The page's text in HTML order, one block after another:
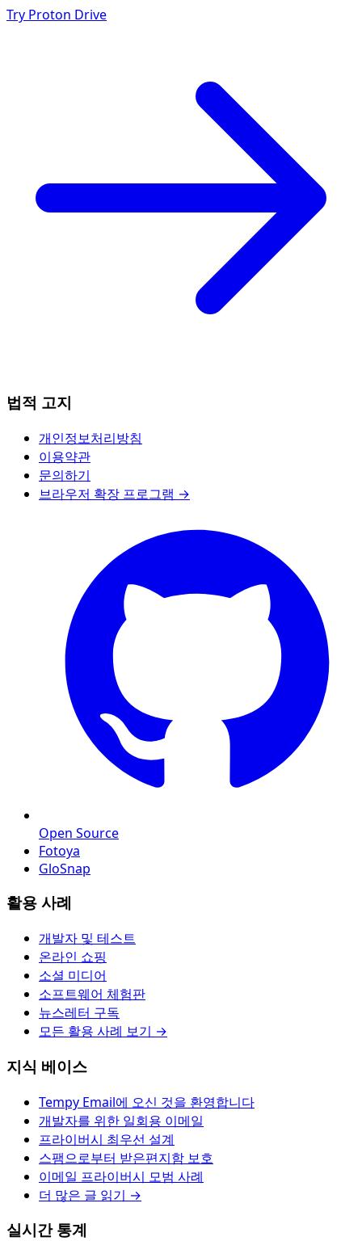
Try Proton Drive
법적 고지
개인정보처리방침
이용약관
문의하기
브라우저 확장 프로그램 →
Open Source
Fotoya
GloSnap
활용 사례
개발자 및 테스트
온라인 쇼핑
소셜 미디어
소프트웨어 체험판
뉴스레터 구독
모든 활용 사례 보기 →
지식 베이스
Tempy Email에 오신 것을 환영합니다
개발자를 위한 일회용 이메일
프라이버시 최우선 설계
스팸으로부터 받은편지함 보호
이메일 프라이버시 모범 사례
더 많은 글 읽기 →
실시간 통계